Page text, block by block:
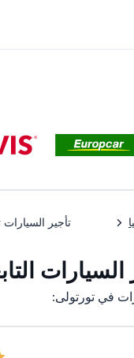
تأجير السيارات
في تورتولی: